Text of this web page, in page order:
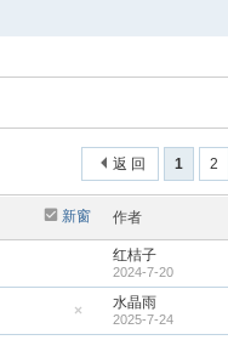
1 2
返 回
新窗 作者
红桔子
2024-7-20
水晶雨
2025-7-24